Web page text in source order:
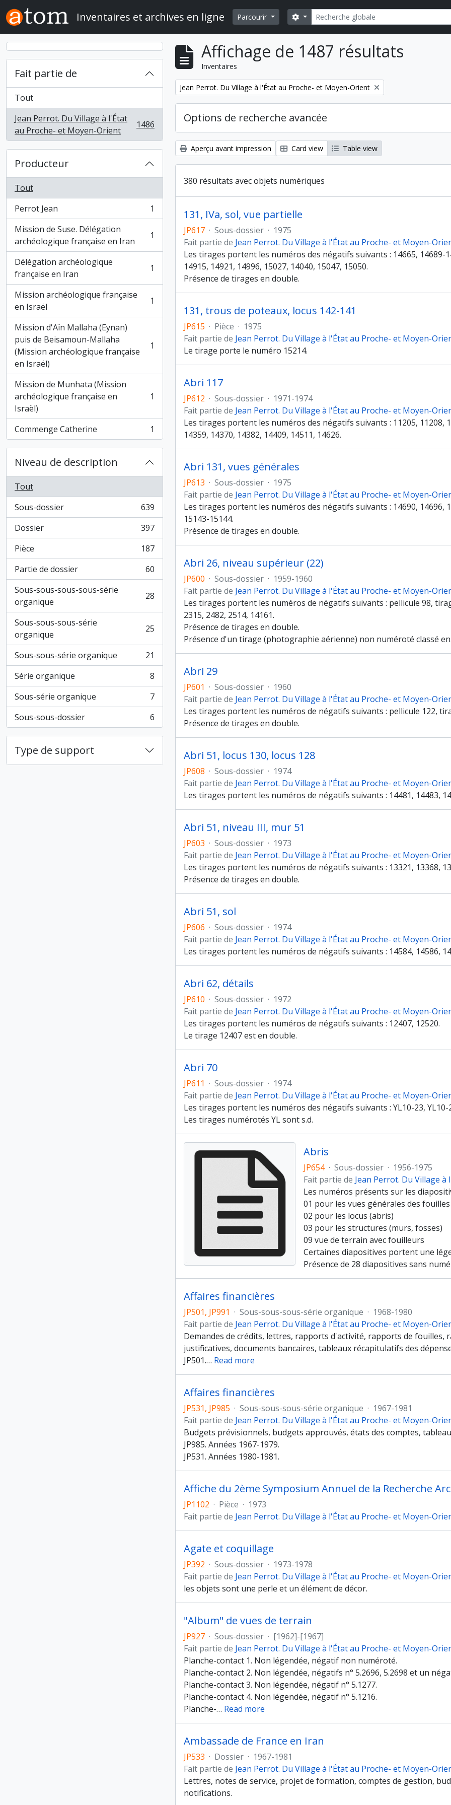
Skip to main content
Inventaires et archives en ligne Parcourir Rechercher
Search options
Fait partie de
Tout
Jean Perrot. Du Village à l'État
au Proche- et Moyen-Orient
, 1486 résultats 1486
Producteur
Tout
Perrot Jean
, 1 résultats
1
Mission de Suse. Délégation
archéologique française en Iran
, 1 résultats 1
Délégation archéologique
française en Iran
, 1 résultats 1
Mission archéologique française
en Israël
, 1 résultats 1
Mission d'Aïn Mallaha (Eynan)
puis de Beisamoun-Mallaha
(Mission archéologique française
en Israël)
, 1 résultats 1
Mission de Munhata (Mission
archéologique française en
Israël)
, 1 résultats 1
Commenge Catherine
, 1 résultats 1
Niveau de description
Tout
Sous-dossier
, 639 résultats
639
Dossier
, 397 résultats
397
Pièce
, 187 résultats
187
Partie de dossier
, 60 résultats
60
Sous-sous-sous-sous-série
organique
, 28 résultats 28
Sous-sous-sous-série
organique
, 25 résultats 25
Sous-sous-série organique
, 21 résultats
21
Série organique
, 8 résultats
8
Sous-série organique
, 7 résultats
7
Sous-sous-dossier
, 6 résultats 6
Type de support
Affichage de 1487 résultats
Inventaires
Remove filter:
Jean Perrot. Du Village à l'État au Proche- et Moyen-Orient
Options de recherche avancée
Aperçu avant impression Card view Table view
380 résultats avec objets numériques
131, IVa, sol, vue partielle
JP617 · Sous-dossier · 1975
Fait partie de Jean Perrot. Du Village à l'État au Proche- et Moyen-
Les tirages portent les numéros des négatifs suivants : 14665, 14689-
14915, 14921, 14996, 15027, 14040, 15047, 15050.
Présence de tirages en double.
131, trous de poteaux, locus 142-141
JP615 · Pièce · 1975
Fait partie de Jean Perrot. Du Village à l'État au Proche- et Moyen-
Le tirage porte le numéro 15214.
Abri 117
JP612 · Sous-dossier · 1971-1974
Fait partie de Jean Perrot. Du Village à l'État au Proche- et Moyen-
Les tirages portent les numéros des négatifs suivants : 11205, 11208,
14359, 14370, 14382, 14409, 14511, 14626.
Abri 131, vues générales
JP613 · Sous-dossier · 1975
Fait partie de Jean Perrot. Du Village à l'État au Proche- et Moyen-
Les tirages portent les numéros des négatifs suivants : 14690, 14696,
15143-15144.
Présence de tirages en double.
Abri 26, niveau supérieur (22)
JP600 · Sous-dossier · 1959-1960
Fait partie de Jean Perrot. Du Village à l'État au Proche- et Moyen-
Les tirages portent les numéros de négatifs suivants : pellicule 98,
2315, 2482, 2514, 14161.
Présence de tirages en double.
Présence d'un tirage (photographie aérienne) non numéroté classé en
Abri 29
JP601 · Sous-dossier · 1960
Fait partie de Jean Perrot. Du Village à l'État au Proche- et Moyen-
Les tirages portent les numéros de négatifs suivants : pellicule 122,
Présence de tirages en double.
Abri 51, locus 130, locus 128
JP608 · Sous-dossier · 1974
Fait partie de Jean Perrot. Du Village à l'État au Proche- et Moyen-
Les tirages portent les numéros de négatifs suivants : 14481, 14483,
Abri 51, niveau III, mur 51
JP603 · Sous-dossier · 1973
Fait partie de Jean Perrot. Du Village à l'État au Proche- et Moyen-
Les tirages portent les numéros de négatifs suivants : 13321, 13368,
Présence de tirages en double.
Abri 51, sol
JP606 · Sous-dossier · 1974
Fait partie de Jean Perrot. Du Village à l'État au Proche- et Moyen-
Les tirages portent les numéros de négatifs suivants : 14584, 14586,
Abri 62, détails
JP610 · Sous-dossier · 1972
Fait partie de Jean Perrot. Du Village à l'État au Proche- et Moyen-
Les tirages portent les numéros de négatifs suivants : 12407, 12520.
Le tirage 12407 est en double.
Abri 70
JP611 · Sous-dossier · 1974
Fait partie de Jean Perrot. Du Village à l'État au Proche- et Moyen-
Les tirages portent les numéros des négatifs suivants : YL10-23, YL10-
Les tirages numérotés YL sont s.d.
Abris
JP654 · Sous-dossier · 1956-1975
Fait partie de Jean Perrot. Du Village
Les numéros présents sur les
01 pour les vues générales des fouilles
02 pour les locus (abris)
03 pour les structures (murs, fosses)
09 vue de terrain avec fouilleurs
Certaines diapositives portent une
Présence de 28 diapositives sans
Affaires financières
JP501, JP991 · Sous-sous-sous-série organique · 1968-1980
Fait partie de Jean Perrot. Du Village à l'État au Proche- et Moyen-
Demandes de crédits, lettres, rapports d'activité, rapports de fouilles,
justificatives, documents bancaires, tableaux récapitulatifs des
JP501.… Read more
Affaires financières
JP531, JP985 · Sous-sous-sous-série organique · 1967-1981
Fait partie de Jean Perrot. Du Village à l'État au Proche- et Moyen-
Budgets prévisionnels, budgets approuvés, états des comptes,
JP985. Années 1967-1979.
JP531. Années 1980-1981.
Affiche du 2ème Symposium Annuel de la Recherche
JP1102 · Pièce · 1973
Fait partie de Jean Perrot. Du Village à l'État au Proche- et Moyen-
Agate et coquillage
JP392 · Sous-dossier · 1973-1978
Fait partie de Jean Perrot. Du Village à l'État au Proche- et Moyen-
les objets sont une perle et un élément de décor.
"Album" de vues de terrain
JP927 · Sous-dossier · [1962]-[1967]
Fait partie de Jean Perrot. Du Village à l'État au Proche- et Moyen-
Planche-contact 1. Non légendée, négatif non numéroté.
Planche-contact 2. Non légendée, négatifs n° 5.2696, 5.2698 et un
Planche-contact 3. Non légendée, négatif n° 5.1277.
Planche-contact 4. Non légendée, négatif n° 5.1216.
Planche-… Read more
Ambassade de France en Iran
JP533 · Dossier · 1967-1981
Fait partie de Jean Perrot. Du Village à l'État au Proche- et Moyen-
Lettres, notes de service, projet de formation, comptes de gestion,
notifications.